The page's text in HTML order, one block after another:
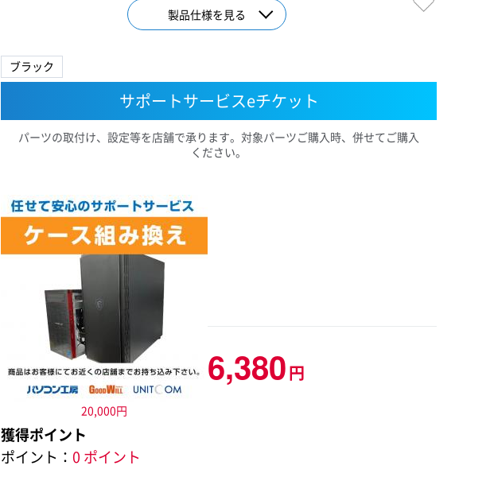
製品仕様を見る
ブラック
サポートサービスeチケット
パーツの取付け、設定等を店舗で承ります。対象パーツご購入時、併せてご購入
ください。
20,000円
6,380円
獲得ポイント
ポイント： 0 ポイント